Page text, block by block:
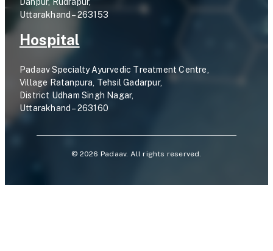
Uttarakhand – 263153
Hospital
Padaav Specialty Ayurvedic Treatment Centre,
Village Ratanpura, Tehsil Gadarpur,
District Udham Singh Nagar,
Uttarakhand – 263160
© 2026 Padaav. All rights reserved.